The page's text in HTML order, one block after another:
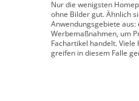
Nur die wenigsten
ohne Bilder gut. Ähnlich
Anwendungsgebiete aus:
Werbemaßnahmen, um
Fachartikel handelt.
greifen in diesem Falle